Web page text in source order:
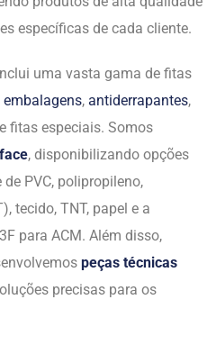
específicas de cada cliente.
uma vasta gama de fitas
, antiderrapantes,
e fitas especiais. Somos
, disponibilizando opções
PVC, polipropileno,
tecido, TNT, papel e a
para ACM. Além disso,
peças técnicas
precisas para os